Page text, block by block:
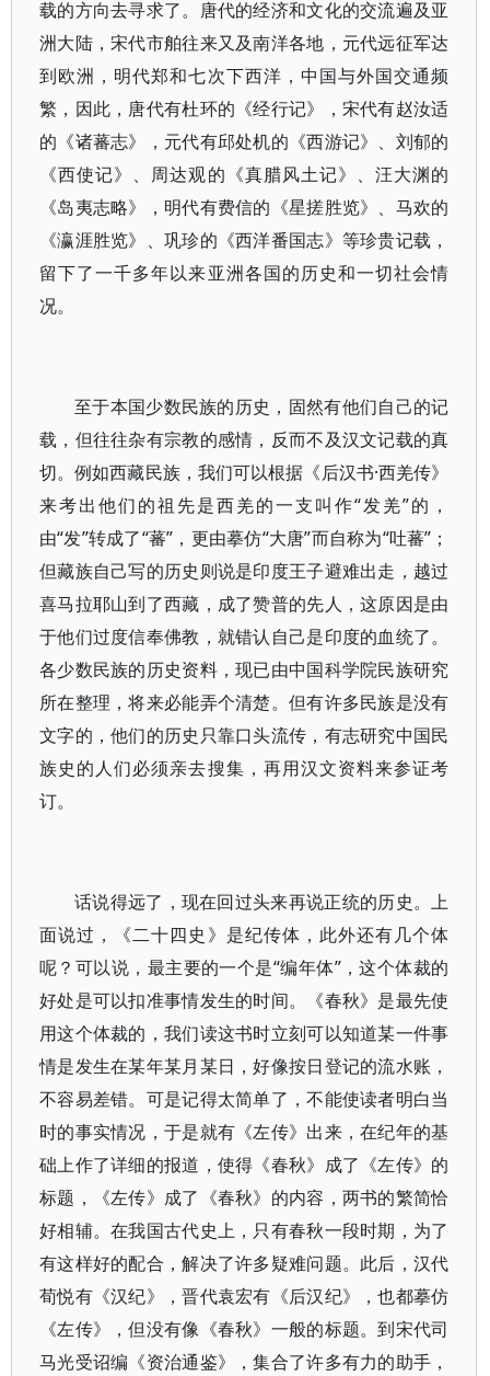
载的方向去寻求了。唐代的经济和文化的交流遍及亚
洲大陆，宋代市舶往来又及南洋各地，元代远征军达
到欧洲，明代郑和七次下西洋，中国与外国交通频
繁，因此，唐代有杜环的《经行记》，宋代有赵汝适
的《诸蕃志》，元代有邱处机的《西游记》、刘郁的
《西使记》、周达观的《真腊风土记》、汪大渊的
《岛夷志略》，明代有费信的《星搓胜览》、马欢的
《瀛涯胜览》、巩珍的《西洋番国志》等珍贵记载，
留下了一千多年以来亚洲各国的历史和一切社会情
况。
至于本国少数民族的历史，固然有他们自己的记
载，但往往杂有宗教的感情，反而不及汉文记载的真
切。例如西藏民族，我们可以根据《后汉书·西羌传》
来考出他们的祖先是西羌的一支叫作“发羌”的，
由“发”转成了“蕃”，更由摹仿“大唐”而自称为“吐蕃”；
但藏族自己写的历史则说是印度王子避难出走，越过
喜马拉耶山到了西藏，成了赞普的先人，这原因是由
于他们过度信奉佛教，就错认自己是印度的血统了。
各少数民族的历史资料，现已由中国科学院民族研究
所在整理，将来必能弄个清楚。但有许多民族是没有
文字的，他们的历史只靠口头流传，有志研究中国民
族史的人们必须亲去搜集，再用汉文资料来参证考
订。
话说得远了，现在回过头来再说正统的历史。上
面说过，《二十四史》是纪传体，此外还有几个体
呢？可以说，最主要的一个是“编年体”，这个体裁的
好处是可以扣准事情发生的时间。《春秋》是最先使
用这个体裁的，我们读这书时立刻可以知道某一件事
情是发生在某年某月某日，好像按日登记的流水账，
不容易差错。可是记得太简单了，不能使读者明白当
时的事实情况，于是就有《左传》出来，在纪年的基
础上作了详细的报道，使得《春秋》成了《左传》的
标题，《左传》成了《春秋》的内容，两书的繁简恰
好相辅。在我国古代史上，只有春秋一段时期，为了
有这样好的配合，解决了许多疑难问题。此后，汉代
荀悦有《汉纪》，晋代袁宏有《后汉纪》，也都摹仿
《左传》，但没有像《春秋》一般的标题。到宋代司
马光受诏编《资治通鉴》，集合了许多有力的助手，